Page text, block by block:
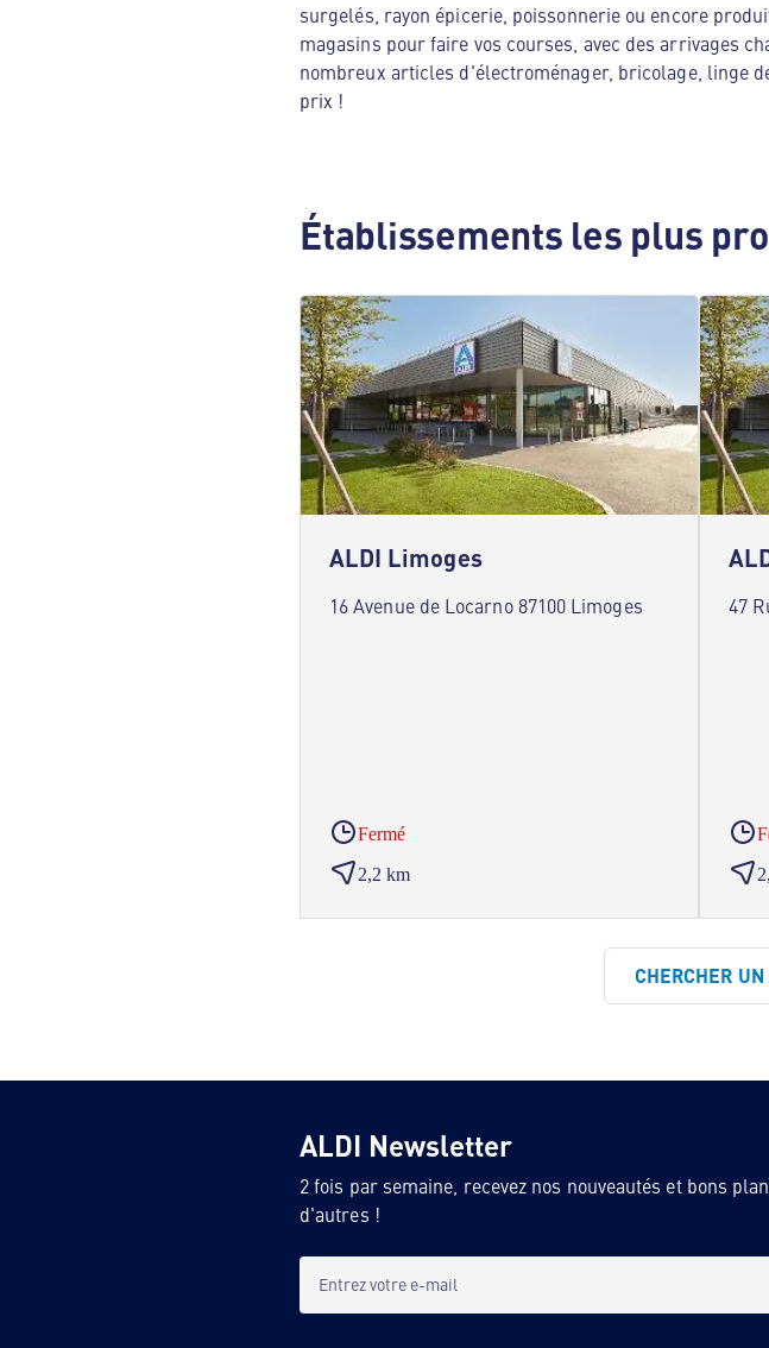
surgelés, rayon épicerie, poissonnerie ou encore
magasins pour faire vos courses, avec des arrivages
nombreux articles d'électroménager, bricolage, linge
prix !
Établissements les plus
ALDI Limoges
16 Avenue de Locarno 87100 Limoges
Fermé
2,2 km
47
CHERCHER UN
ALDI Newsletter
2 fois par semaine, recevez nos nouveautés et bons
d'autres !
Entrez votre e-mail